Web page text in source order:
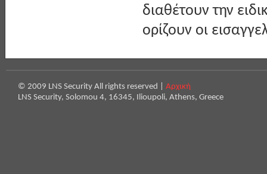
διαθέτουν την
ορίζουν οι
© 2009 LNS Security All rights reserved | Αρχική
LNS Security, Solomou 4, 16345, Ilioupoli, Athens, Greece